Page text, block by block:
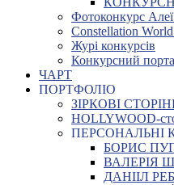
Фотоконкурс Алеї
Constellation
Журі конкурсів
Конкурсний
ЧАРТ
ПОРТФОЛІО
ЗІРКОВІ
HOLLYWOOD-
ПЕРСОНАЛЬНІ
БОРИС
ВАЛЕРІЯ
ДАНІІЛ